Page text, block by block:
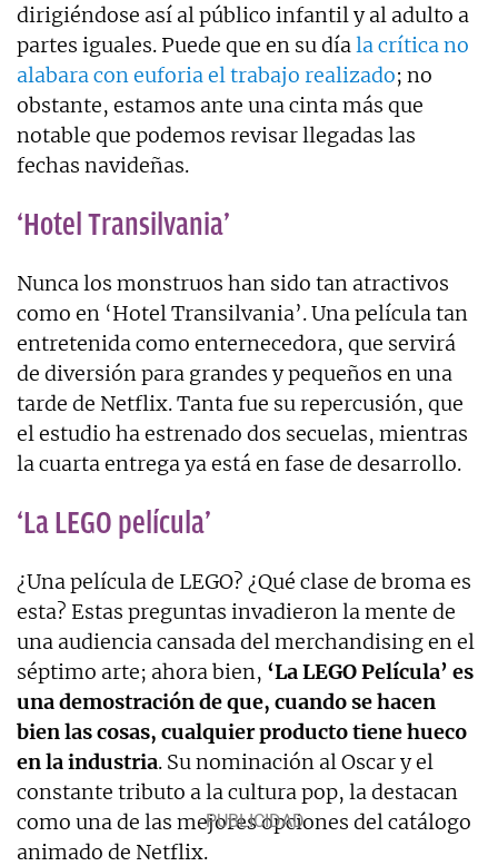
dirigiéndose así al público infantil y al adulto a
partes iguales. Puede que en su díala crítica no
alabara con euforia el trabajo realizado; no
obstante, estamos ante una cinta más que
notable que podemos revisar llegadas las
fechas navideñas.
‘Hotel Transilvania’
Nunca los monstruos han sido tan atractivos
como en ‘Hotel Transilvania’. Una película tan
entretenida como enternecedora, que servirá
de diversión para grandes y pequeños en una
tarde de Netflix. Tanta fue su repercusión, que
el estudio ha estrenado dos secuelas, mientras
la cuarta entrega ya está en fase de desarrollo.
‘La LEGO película’
¿Una película de LEGO? ¿Qué clase de broma es
esta? Estas preguntas invadieron la mente de
una audiencia cansada del merchandising en el
séptimo arte; ahora bien, ‘La LEGO Película’ es
una demostración de que, cuando se hacen
bien las cosas, cualquier producto tiene hueco
en la industria. Su nominación al Oscar y el
constante tributo a la cultura pop, la destacan
como una de las mejores opciones del catálogo
animado de Netflix.